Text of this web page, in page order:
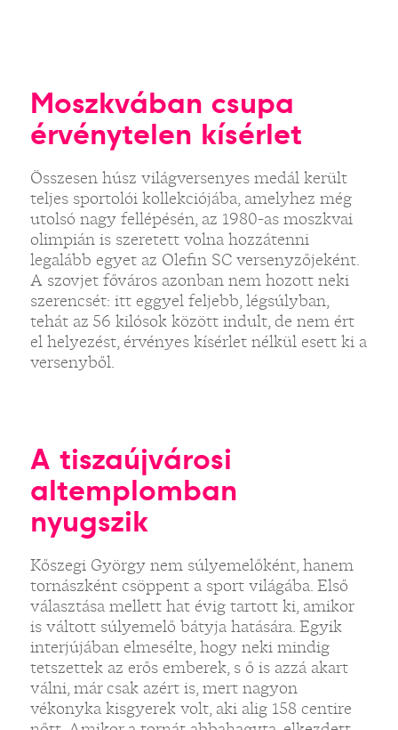
Moszkvában csupa
érvénytelen kísérlet
Összesen húsz világversenyes medál került
teljes sportolói kollekciójába, amelyhez még
utolsó nagy fellépésén, az 1980-as moszkvai
olimpián is szeretett volna hozzátenni
legalább egyet az Olefin SC versenyzőjeként.
A szovjet főváros azonban nem hozott neki
szerencsét: itt eggyel feljebb, légsúlyban,
tehát az 56 kilósok között indult, de nem ért
el helyezést, érvényes kísérlet nélkül esett ki a
versenyből.
A tiszaújvárosi
altemplomban
nyugszik
Kőszegi György nem súlyemelőként, hanem
tornászként csöppent a sport világába. Első
választása mellett hat évig tartott ki, amikor
is váltott súlyemelő bátyja hatására. Egyik
interjújában elmesélte, hogy neki mindig
tetszettek az erős emberek, s ő is azzá akart
válni, már csak azért is, mert nagyon
vékonyka kisgyerek volt, aki alig 158 centire